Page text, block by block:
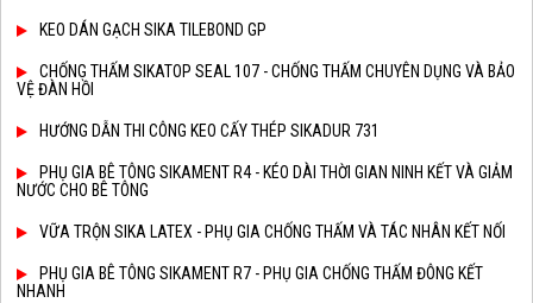
KEO DÁN GẠCH SIKA TILEBOND GP
CHỐNG THẤM SIKATOP SEAL 107 - CHỐNG THẤM CHUYÊN DỤNG VÀ BẢO
VỆ ĐÀN HỒI
HƯỚNG DẪN THI CÔNG KEO CẤY THÉP SIKADUR 731
PHỤ GIA BÊ TÔNG SIKAMENT R4 - KÉO DÀI THỜI GIAN NINH KẾT VÀ GIẢM
NƯỚC CHO BÊ TÔNG
VỮA TRỘN SIKA LATEX - PHỤ GIA CHỐNG THẤM VÀ TÁC NHÂN KẾT NỐI
PHỤ GIA BÊ TÔNG SIKAMENT R7 - PHỤ GIA CHỐNG THẤM ĐÔNG KẾT
NHANH